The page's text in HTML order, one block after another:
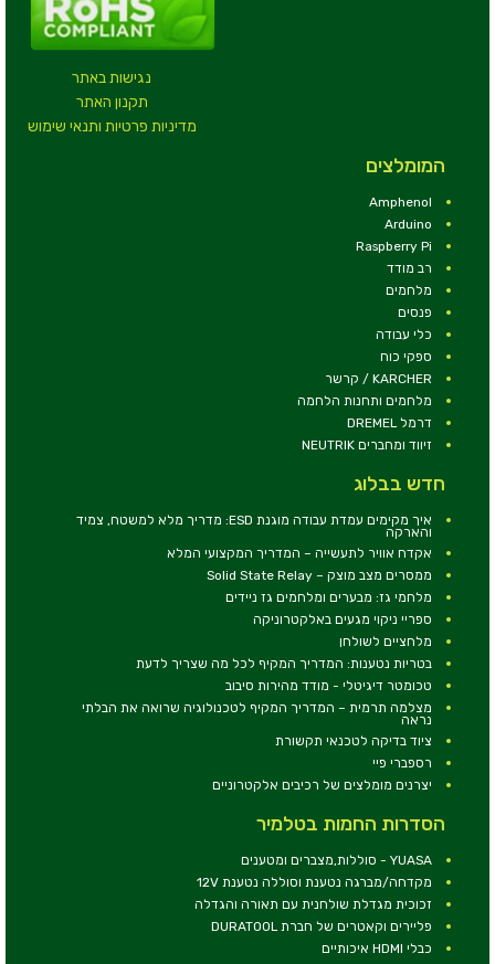
נגישות באתר
תקנון האתר
מדיניות פרטיות ותנאי שימוש
המומלצים
Amphenol
Arduino
Raspberry Pi
רב מודד
מלחמים
פנסים
כלי עבודה
ספקי כוח
KARCHER / קרשר
מלחמים ותחנות הלחמה
דרמל DREMEL
זיווד ומחברים NEUTRIK
חדש בבלוג
איך מקימים עמדת עבודה מוגנת ESD: מדריך מלא למשטח, צמיד
והארקה
אקדח אוויר לתעשייה – המדריך המקצועי המלא
ממסרים מצב מוצק – Solid State Relay
מלחמי גז: מבערים ומלחמים גז ניידים
ספריי ניקוי מגעים באלקטרוניקה
מלחציים לשולחן
בטריות נטענות: המדריך המקיף לכל מה שצריך לדעת
טכומטר דיגיטלי - מודד מהירות סיבוב
מצלמה תרמית – המדריך המקיף לטכנולוגיה שרואה את הבלתי
נראה
ציוד בדיקה לטכנאי תקשורת
רספברי פיי
יצרנים מומלצים של רכיבים אלקטרוניים
הסדרות החמות בטלמיר
YUASA - סוללות,מצברים ומטענים
מקדחה/מברגה נטענת וסוללה נטענת 12V
זכוכית מגדלת שולחנית עם תאורה והגדלה
פליירים וקאטרים של חברת DURATOOL
כבלי HDMI איכותיים